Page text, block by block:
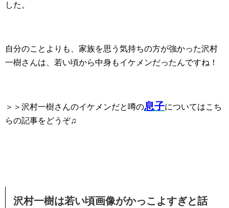
した。
自分のことよりも、家族を思う気持ちの方が強かった沢村
一樹さんは、若い頃から中身もイケメンだったんですね！
＞＞沢村一樹さんのイケメンだと噂の息子についてはこち
らの記事をどうぞ♫
沢村一樹は若い頃画像がかっこよすぎと話